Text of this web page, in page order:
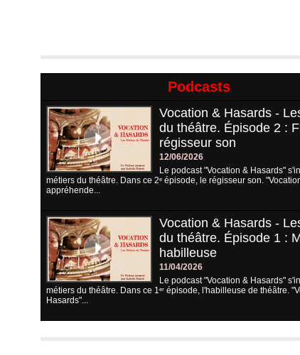
Podcasts
Vocation & Hasards -
du théâtre. Épisode 2 :
régisseur son
12/06/2026
Le podcast "Vocation & Hasards"
métiers du théâtre. Dans ce 2ᵉ épisode, le régisseur son.
appréhende...
Vocation & Hasards -
du théâtre. Épisode 1 :
habilleuse
11/04/2026
Le podcast "Vocation & Hasards"
métiers du théâtre. Dans ce 1ᵉʳ épisode, l'habilleuse de théâtre.
Hasards"...